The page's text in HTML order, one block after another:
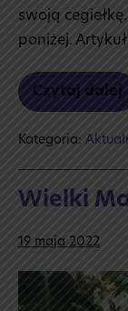
swoją
poniżej.
Czytaj dalej
dla
–
w
Kategoria:
Wielki
19 maja 2022
Maraton